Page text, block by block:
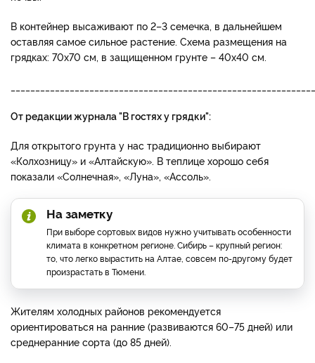
В контейнер высаживают по 2–3 семечка, в дальнейшем
оставляя самое сильное растение. Схема размещения на
грядках: 70х70 см, в защищенном грунте – 40х40 см.
От редакции журнала "В гостях у грядки":
Для открытого грунта у нас традиционно выбирают
«Колхозницу» и «Алтайскую». В теплице хорошо себя
показали «Солнечная», «Луна», «Ассоль».
На заметку
При выборе сортовых видов нужно учитывать особенности
климата в конкретном регионе. Сибирь – крупный регион:
то, что легко вырастить на Алтае, совсем по-другому будет
произрастать в Тюмени.
Жителям холодных районов рекомендуется
ориентироваться на ранние (развиваются 60–75 дней) или
среднеранние сорта (до 85 дней).